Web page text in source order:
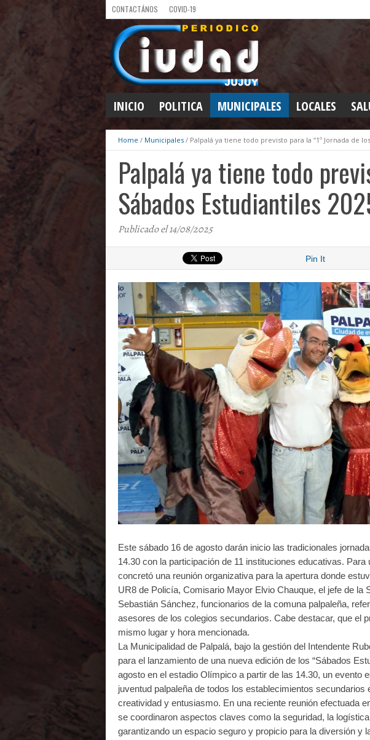
CONTACTÁNOS COVID-19
INICIO POLITICA MUNICIPALES LOCALES
Home / Municipales / Palpalá ya tiene todo previsto para la “1º Jornada de
Palpalá ya tiene todo
Sábados Estudiantiles
Publicado el 14/08/2025
Pin It
Este sábado 16 de agosto darán inicio las tradicionales
14.30 con la participación de 11 instituciones educativas. Para
concretó una reunión organizativa para la apertura donde
UR8 de Policía, Comisario Mayor Elvio Chauque, el jefe de la
Sebastián Sánchez, funcionarios de la comuna palpaleña,
asesores de los colegios secundarios. Cabe destacar, que el
mismo lugar y hora mencionada.
La Municipalidad de Palpalá, bajo la gestión del Intendente
para el lanzamiento de una nueva edición de los “Sábados
agosto en el estadio Olímpico a partir de las 14.30, un evento
juventud palpaleña de todos los establecimientos secundarios
creatividad y entusiasmo. En una reciente reunión efectuada
se coordinaron aspectos claves como la seguridad, la
garantizando un espacio seguro y propicio para la diversión y